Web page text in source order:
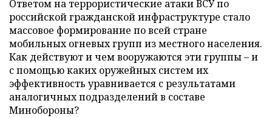
Ответом на террористические атаки ВСУ по
российской гражданской инфраструктуре стало
массовое формирование по всей стране
мобильных огневых групп из местного населения.
Как действуют и чем вооружаются эти группы – и
с помощью каких оружейных систем их
эффективность уравнивается с результатами
аналогичных подразделений в составе
Минобороны?